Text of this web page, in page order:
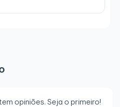
opiniões. Seja o primeiro!